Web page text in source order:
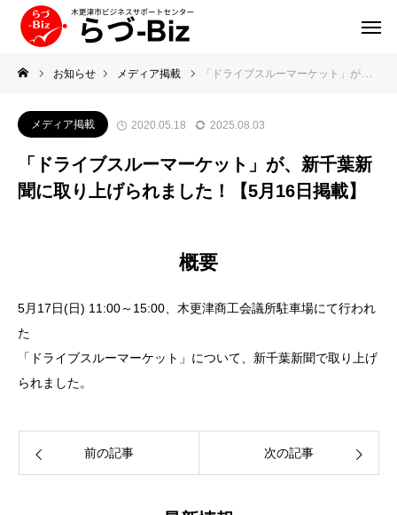
お知らせ メディア掲載 「ドライブスルーマーケット」が、新千葉新聞に取り上げられました！【5月16日掲載】
メディア掲載 2020.05.18 2025.08.03
「ドライブスルーマーケット」が、新千葉新
聞に取り上げられました！【5月16日掲載】
概要
5月17日(日) 11:00～15:00、木更津商工会議所駐車場にて行われ
た
「ドライブスルーマーケット」について、新千葉新聞で取り上げ
られました。
前の記事 次の記事